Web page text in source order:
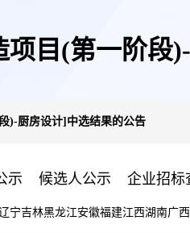
目(第一阶段
)-厨房设计]中选结果的公告
示 候选人公示 企业招标
宁吉林黑龙江安徽福建江西湖南广西